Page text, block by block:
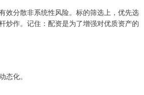
效分散非系统性风险。标的筛选上，优先选
炒作。记住：配资是为了增强对优质资产的
化。